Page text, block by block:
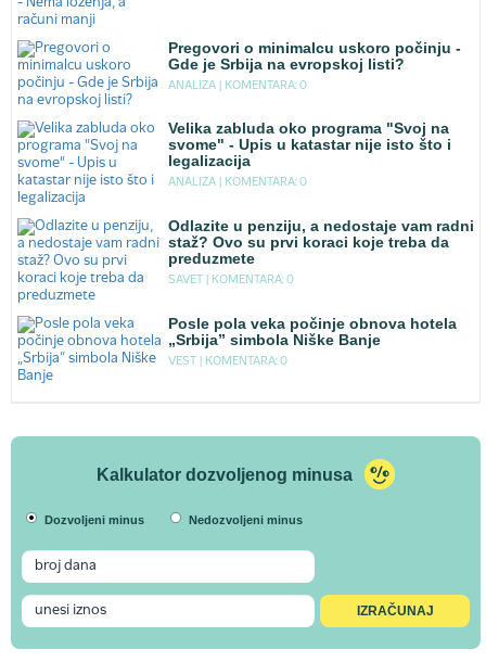
Pregovori o minimalcu uskoro počinju -
Gde je Srbija na evropskoj listi?
ANALIZA | KOMENTARA: 0
Velika zabluda oko programa "Svoj na
svome" - Upis u katastar nije isto što i
legalizacija
ANALIZA | KOMENTARA: 0
Odlazite u penziju, a nedostaje vam radni
staž? Ovo su prvi koraci koje treba da
preduzmete
SAVET | KOMENTARA: 0
Posle pola veka počinje obnova hotela
„Srbija” simbola Niške Banje
VEST | KOMENTARA: 0
Kalkulator dozvoljenog minusa
Dozvoljeni minus Nedozvoljeni minus